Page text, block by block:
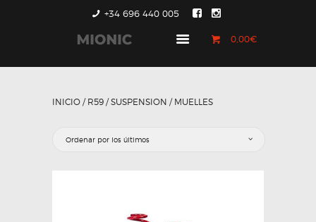
+34 696 440 005
0,00€
GENERACIÓN 1
COUNTRYMAN &
INICIO / R59 /SUSPENSION / MUELLES